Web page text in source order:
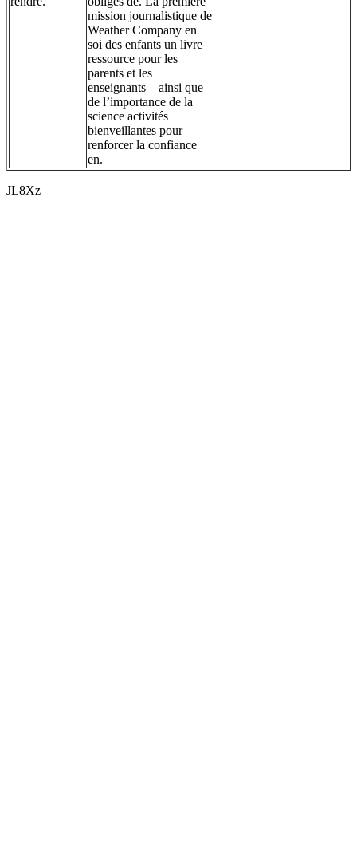
mission journalistique de
Weather Company en
soi des enfants un livre
ressource pour les
parents et les
enseignants – ainsi que
de l’importance de la
science activités
bienveillantes pour
renforcer la confiance
en.
JL8Xz